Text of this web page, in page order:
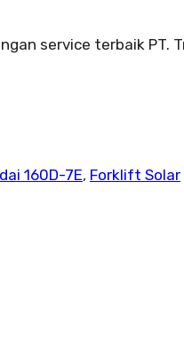
service terbaik PT.
160D-7E, Forklift Solar